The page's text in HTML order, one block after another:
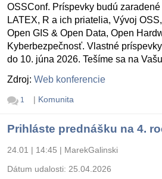
OSSConf. Príspevky budú
LATEX, R a ich priatelia, Vývoj
Open GIS & Open Data, Open
Kyberbezpečnosť. Vlastné
do 10. júna 2026. Tešíme sa na
Zdroj: Web konferencie
1 | Komunita
Prihláste prednášku na 4.
24.01 | 14:45 | MarekGalinski
Dátum udalosti: 25.04.2026